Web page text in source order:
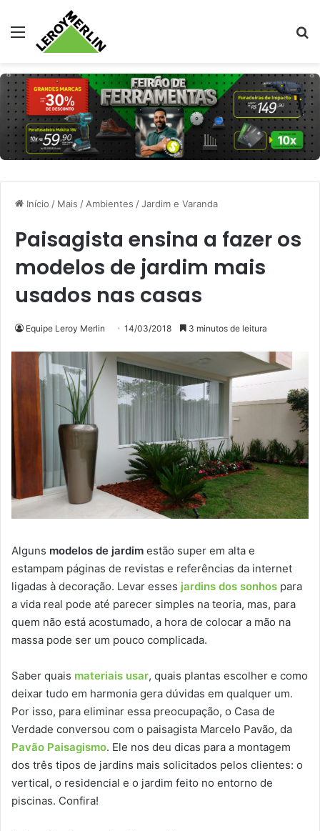
Menu
Início / Mais /Ambientes /Jardim e Varanda
Paisagista ensina a fazer os
modelos de jardim mais
usados nas casas
Equipe Leroy Merlin 14/03/2018 3 minutos de leitura
Alguns modelos de jardim estão super em alta e
estampam páginas de revistas e referências da internet
ligadas à decoração. Levar esses jardins dos sonhos para
a vida real pode até parecer simples na teoria, mas, para
quem não está acostumado, a hora de colocar a mão na
massa pode ser um pouco complicada.
Saber quais materiais usar, quais plantas escolher e como
deixar tudo em harmonia gera dúvidas em qualquer um.
Por isso, para eliminar essa preocupação, o Casa de
Verdade conversou com o paisagista Marcelo Pavão, da
Pavão Paisagismo. Ele nos deu dicas para a montagem
dos três tipos de jardins mais solicitados pelos clientes: o
vertical, o residencial e o jardim feito no entorno de
piscinas. Confira!